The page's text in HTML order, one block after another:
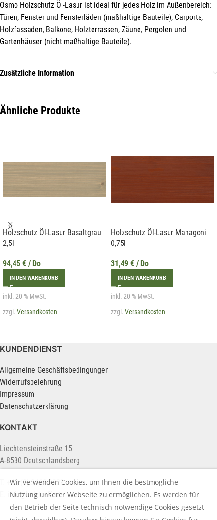
Osmo Holzschutz Öl-Lasur ist ideal für jedes Holz im Außenbereich:
Türen, Fenster und Fensterläden (maßhaltige Bauteile), Carports,
Holzfassaden, Balkone, Holzterrassen, Zäune, Pergolen und
Gartenhäuser (nicht maßhaltige Bauteile).
Zusätzliche Information
Ähnliche Produkte
Holzschutz Öl-Lasur Basaltgrau
2,5l
94,45 € / Do
IN DEN WARENKORB
inkl. 20 % MwSt.
zzgl. Versandkosten
Holzschutz Öl-Lasur Mahagoni
0,75l
31,49 € / Do
IN DEN WARENKORB
inkl. 20 % MwSt.
zzgl. Versandkosten
KUNDENDIENST
Allgemeine Geschäftsbedingungen
Widerrufsbelehrung
Impressum
Datenschutzerklärung
KONTAKT
Liechtensteinstraße 15
A-8530 Deutschlandsberg
T. +43 (0) 3462 2222
info@holztreff.at
Mit unserem Newsletter sind Sie
immer top-informiert über
Veranstaltungen und Aktionen
unseres Unternehmens.
Hiermit erkläre ich mich damit einverstanden, dass die Daten
meiner E-Mail-Adresse von der Liechtenstein Holztreff GmbH zum
Liechtenstein Holztreff GmbH im Einklang mit der
Datenschutzerklärung verwendet werden. Diese Einwilligung ist
freiwillig und kann jederzeit mit Wirkung für die Zukunft gegenüber
der Liechtenstein Holztreff GmbH unter
Wir verwenden Cookies, um Ihnen die bestmögliche
Nutzung unserer Webseite zu ermöglichen. Es werden für
den Betrieb der Seite technisch notwendige Cookies gesetzt